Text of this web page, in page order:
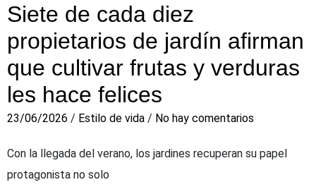
Siete de cada diez
propietarios de jardín afirman
que cultivar frutas y verduras
les hace felices
23/06/2026 / Estilo de vida / No hay comentarios
Con la llegada del verano, los jardines recuperan su papel
protagonista no solo